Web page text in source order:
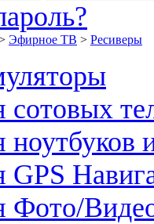
Эфирное ТВ > Ресиверы
сотовых
ноутбуков
GPS
Фото/